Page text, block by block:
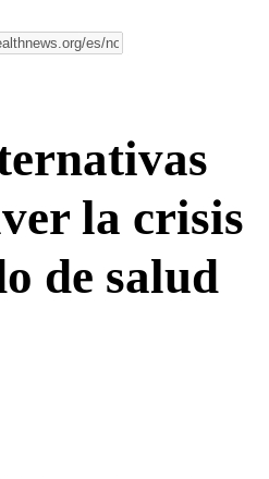
la crisis
de salud